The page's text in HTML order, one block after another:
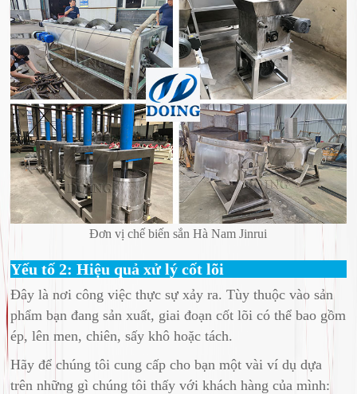
Đơn vị chế biến sắn Hà Nam Jinrui
Yếu tố 2: Hiệu quả xử lý cốt lõi
Đây là nơi công việc thực sự xảy ra. Tùy thuộc vào sản
phẩm bạn đang sản xuất, giai đoạn cốt lõi có thể bao gồm
ép, lên men, chiên, sấy khô hoặc tách.
Hãy để chúng tôi cung cấp cho bạn một vài ví dụ dựa
trên những gì chúng tôi thấy với khách hàng của mình: